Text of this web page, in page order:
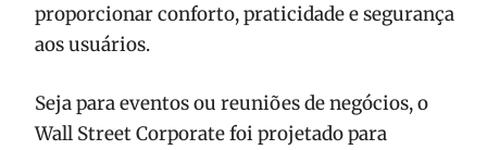
proporcionar conforto, praticidade e segurança
aos usuários.
Seja para eventos ou reuniões de negócios, o
Wall Street Corporate foi projetado para